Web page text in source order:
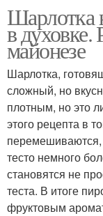
Шарлотка
в
майонезе
Шарлотка,
сложный, но
плотным, но это
этого рецепта в
перемешиваются,
тесто немного
становятся не
теста. В итоге
фруктовым